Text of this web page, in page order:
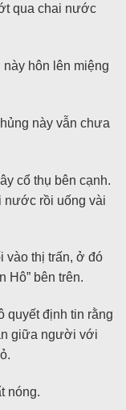
qua chai nước
hôn lên miệng
này vẫn chưa
cổ thụ bên cạnh.
nước rồi uống vài
vào thị trấn, ở đó
Hô” bên trên.
quyết định tin rằng
giữa người với
nóng.